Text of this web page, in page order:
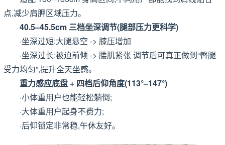
点,减少肩胛区域压力。
40.5–45.5cm 三档坐深调节(腿部压力更科学)
·坐深过短:大腿悬空 -> 膝压增加
·坐深过长:被迫前倾 -> 腰肌紧张 调节后可真正做到“臀腿
受力均匀”,提升全天坐感。
重力感应底盘 + 四档后仰角度(113°–147°)
·小体重用户也能轻松躺倒;
·大体重用户起身不费力;
·后仰锁定非常稳,午休友好。